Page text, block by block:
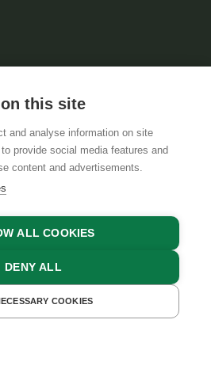
BOOK NOW
DATA PROTECTION
this site
and analyse information on site
provide social media features and
content and advertisements.
ALL COOKIES
DENY ALL
COOKIES